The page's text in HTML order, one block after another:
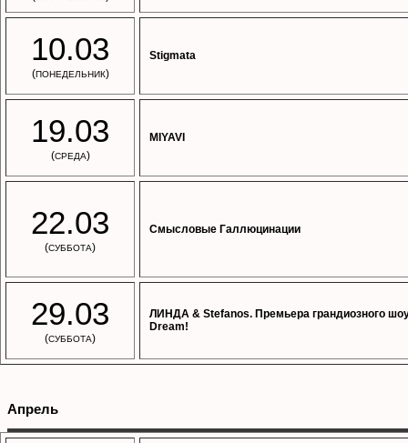
10.03
(ПОНЕДЕЛЬНИК)
Stigmata
19.03
(СРЕДА)
MIYAVI
22.03
(СУББОТА)
Смысловые Галлюцинации
29.03
(СУББОТА)
ЛИНДА & Stefanos. Премьера грандиозного
Dream!
Апрель